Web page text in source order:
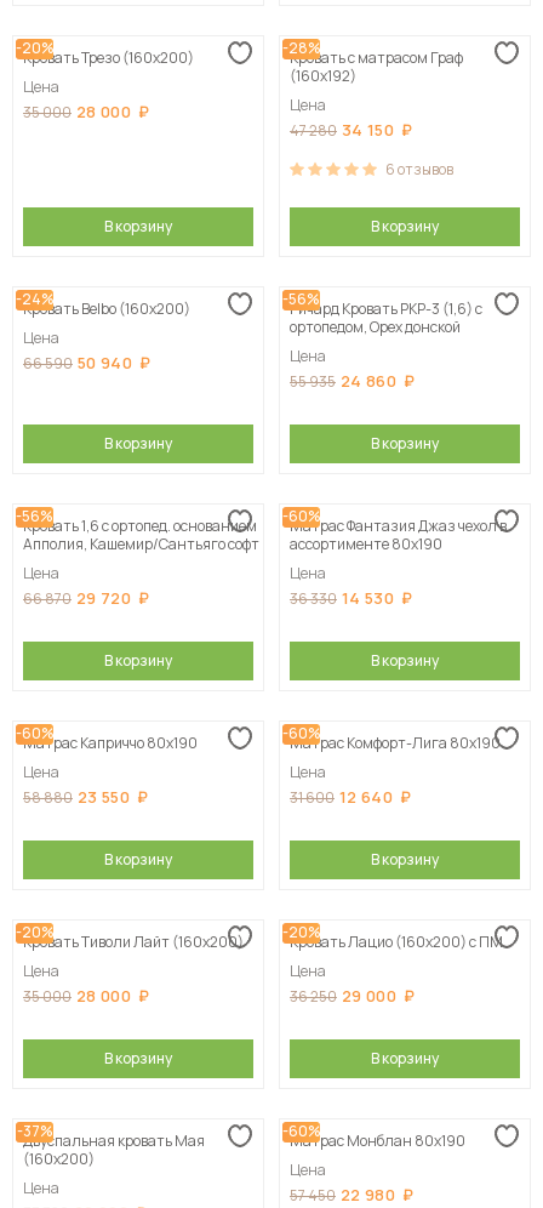
-20%
Кровать Трезо (160х200)
Цена
35 000 28 000
В корзину
-28%
Кровать с матрасом Граф
(160х192)
Цена
47 280 34 150
6отзывов
В корзину
-24%
Кровать Belbo (160х200)
Цена
66 590 50 940
В корзину
-56%
Ричард Кровать РКР-3 (1,6) с
ортопедом, Орех донской
Цена
55 935 24 860
В корзину
-56%
Кровать 1,6 с ортопед. основанием
Апполия, Кашемир/Сантьяго софт
Цена
66 870 29 720
В корзину
-60%
Матрас Фантазия Джаз чехол в
ассортименте 80х190
Цена
36 330 14 530
В корзину
-60%
Матрас Каприччо 80х190
Цена
58 880 23 550
В корзину
-60%
Матрас Комфорт-Лига 80х190
Цена
31 600 12 640
В корзину
-20%
Кровать Тиволи Лайт (160х200)
Цена
35 000 28 000
В корзину
-20%
Кровать Лацио (160х200) с ПМ
Цена
36 250 29 000
В корзину
-37%
Двуспальная кровать Мая
(160х200)
Цена
-60%
Матрас Монблан 80х190
Цена
57 450 22 980